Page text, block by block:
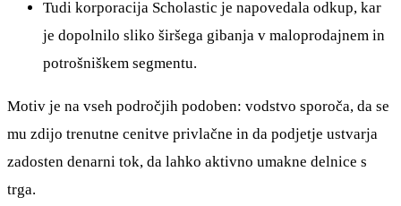
Tudi korporacija Scholastic je napovedala odkup, kar
je dopolnilo sliko širšega gibanja v maloprodajnem in
potrošniškem segmentu.
Motiv je na vseh področjih podoben: vodstvo sporoča, da se
mu zdijo trenutne cenitve privlačne in da podjetje ustvarja
zadosten denarni tok, da lahko aktivno umakne delnice s
trga.